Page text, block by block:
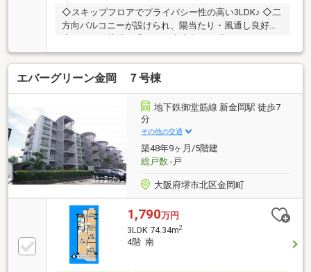
◇スキップフロアでプライバシー性の高い3LDK♪ ◇二
方向バルコニーが設けられ、陽当たり・風通し良好！
◇バルコニーにはストレージ付き！収納豊富◎
エバーグリーン金岡 ７号棟
地下鉄御堂筋線 新金岡駅 徒歩7
分
その他の交通
築48年9ヶ月/5階建
総戸数-戸
大阪府堺市北区金岡町
1,790万円
3LDK 74.34m2
4階 南